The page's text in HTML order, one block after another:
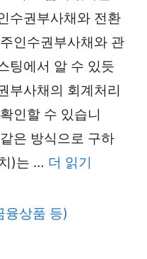
수권부사채와 전환
인수권부사채와 관
팅에서 알 수 있듯
부사채의 회계처리
인할 수 있습니
은 방식으로 구하
)는 … 더 읽기
융상품 등)